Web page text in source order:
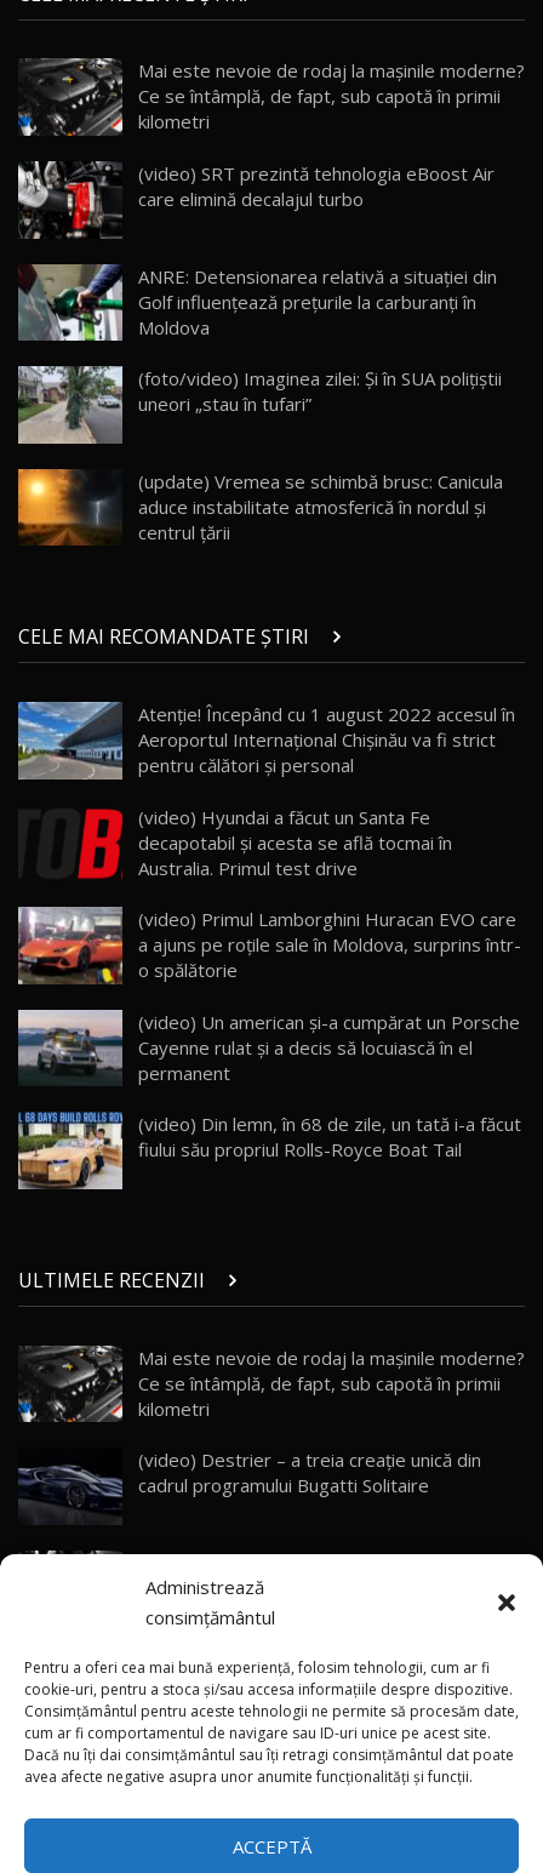
Administrează
consimțământul
Pentru a oferi cea mai bună experiență, folosim tehnologii, cum ar fi
cookie-uri, pentru a stoca și/sau accesa informațiile despre dispozitive.
Consimțământul pentru aceste tehnologii ne permite să procesăm date,
cum ar fi comportamentul de navigare sau ID-uri unice pe acest site.
Dacă nu îți dai consimțământul sau îți retragi consimțământul dat poate
avea afecte negative asupra unor anumite funcționalități și funcții.
ACCEPTĂ
15 14:37
16
AutoBlogMD
13:10
17 20:06
Va fi modelul nr.1 BYD în Moldova? BYD Seal U
30:08
AutoBlog.MD
23:36
20
Noul ZEEKR 7X / Test Drive AutoBlog.MD
29:08
21
Micul BYD Dolphin Surf / Test Drive
AutoBlog.MD
16:59
22
Noua Mazda 6e / Test Drive AutoBlog.MD
26:59
Lynk & Co 01 / Test Drive AutoBlog.MD
25:19
24
ZEEKR 009: Cel mai Performant și Confortabil
Van Electric Testat în Moldova / AutoBlog.MD
26:38
mai Exclusiv și Puternic Defender Testat în
Moldova
32:21
26
AutoBlog.MD
10:57
28
Noul Geely Monjaro 2025! Mai ieftin și mai
dotat / Test Drive AutoBlog.MD
29
ZEEKR 9X - PRIMUL TEST DRIVE ÎN ROMÂNĂ!
CUM SE CONDUCE?
33:40
30
Primele impresii despre BYD Seal U DM-i,
Sealion 7 și Seal 5 DM-i / Test Drive
AutoBlog.MD
13:56
Noul Volvo EX90 / Test Drive AutoBlog.MD
32:06
33
MG RX5 - își merită banii? / Test Drive
AutoBlog.MD
Noul DACIA DUSTER DIESEL! Primul test drive în
Mai este nevoie de rodaj la mașinile moderne?
Ce se întâmplă, de fapt, sub capotă în primii
kilometri
(video) SRT prezintă tehnologia eBoost Air
care elimină decalajul turbo
ANRE: Detensionarea relativă a situației din
Golf influențează prețurile la carburanți în
Moldova
(foto/video) Imaginea zilei: Și în SUA polițiștii
uneori „stau în tufari”
(update) Vremea se schimbă brusc: Canicula
aduce instabilitate atmosferică în nordul și
centrul țării
CELE MAI RECOMANDATE ȘTIRI
Atenție! Începând cu 1 august 2022 accesul în
Aeroportul Internațional Chișinău va fi strict
pentru călători şi personal
(video) Hyundai a făcut un Santa Fe
decapotabil şi acesta se află tocmai în
Australia. Primul test drive
(video) Primul Lamborghini Huracan EVO care
a ajuns pe roţile sale în Moldova, surprins într-
o spălătorie
(video) Un american şi-a cumpărat un Porsche
Cayenne rulat şi a decis să locuiască în el
permanent
(video) Din lemn, în 68 de zile, un tată i-a făcut
fiului său propriul Rolls-Royce Boat Tail
ULTIMELE RECENZII
Mai este nevoie de rodaj la mașinile moderne?
Ce se întâmplă, de fapt, sub capotă în primii
kilometri
(video) Destrier – a treia creație unică din
cadrul programului Bugatti Solitaire
(video) SRT prezintă tehnologia eBoost Air
care elimină decalajul turbo
ANRE: Detensionarea relativă a situației din
Golf influențează prețurile la carburanți în
Moldova
(foto/video) Imaginea zilei: Și în SUA polițiștii
uneori „stau în tufari”
×